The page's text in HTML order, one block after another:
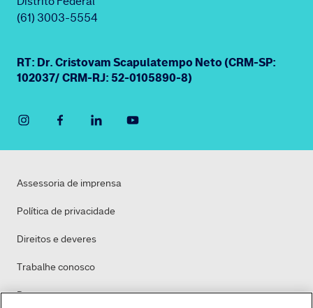
(61) 3003-5554
RT: Dr. Cristovam Scapulatempo Neto (CRM-SP:
102037/ CRM-RJ: 52-0105890-8)
Assessoria de imprensa
Política de privacidade
Direitos e deveres
Trabalhe conosco
Dasa